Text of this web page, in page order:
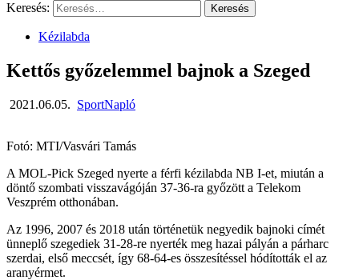
Keresés:
Kézilabda
Kettős győzelemmel bajnok a Szeged
2021.06.05. SportNapló
Fotó: MTI/Vasvári Tamás
A MOL-Pick Szeged nyerte a férfi kézilabda NB I-et, miután a
döntő szombati visszavágóján 37-36-ra győzött a Telekom
Veszprém otthonában.
Az 1996, 2007 és 2018 után történetük negyedik bajnoki címét
ünneplő szegediek 31-28-re nyerték meg hazai pályán a párharc
szerdai, első meccsét, így 68-64-es összesítéssel hódították el az
aranyérmet.